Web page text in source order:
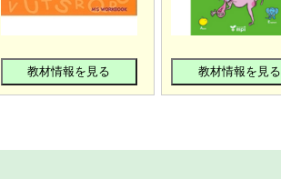
教材情報を見る 教材情報を見る